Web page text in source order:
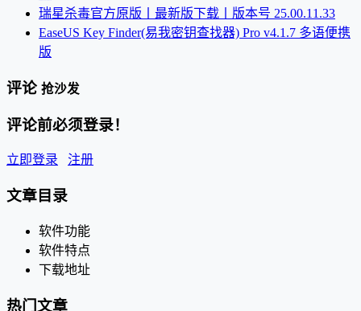
瑞星杀毒官方原版丨最新版下载丨版本号 25.00.11.33
EaseUS Key Finder(易我密钥查找器) Pro v4.1.7 多语便携
版
评论 抢沙发
评论前必须登录！
立即登录 注册
文章目录
软件功能
软件特点
下载地址
热门文章